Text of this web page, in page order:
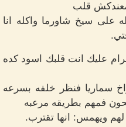
معندكش قلب
على سيخ شاورما واكله انا
عليك انت قلبك اسود كده
سماريا فنظر خلفه بسرعه
فمهم بطريقه مرعبه
ويهمس: انها تقترب.